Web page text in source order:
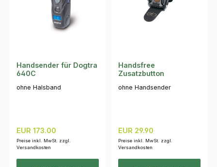
Handsender für Dogtra
640C
ohne Halsband
Regulärer Preis:
EUR 173.00
Preise inkl. MwSt. zzgl.
Versandkosten
Handsfree
Zusatzbutton
ohne Handsender
Regulärer Preis:
EUR 29.90
Preise inkl. MwSt. zzgl.
Versandkosten